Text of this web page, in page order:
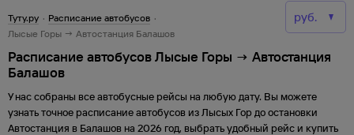
Туту.ру · Расписание автобусов ·
Лысые Горы → Автостанция Балашов
Расписание автобусов Лысые Горы → Автостанция
Балашов
У нас собраны все автобусные рейсы на любую дату. Вы можете
узнать точное расписание автобусов из Лысых Гор доостановки
Автостанция в Балашов на 2026 год, выбрать удобный рейс и купить